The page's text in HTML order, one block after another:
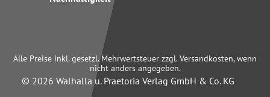
Alle Preise inkl. gesetzl. Mehrwertsteuer zzgl. Versandkosten, wenn
nicht anders angegeben.
© 2026 Walhalla u. Praetoria Verlag GmbH & Co. KG